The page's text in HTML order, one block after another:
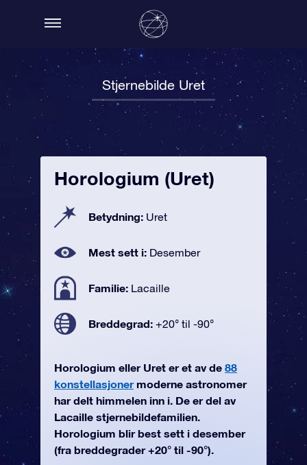
Stjernebilde Uret
Horologium (Uret)
Betydning: Uret
Mest sett i: Desember
Familie: Lacaille
Breddegrad: +20° til -90°
Horologium eller Uret er et av de 88
konstellasjonermoderne astronomer
har delt himmelen inn i. De er del av
Lacaille stjernebildefamilien.
Horologium blir best sett i desember
(fra breddegrader +20° til -90°).